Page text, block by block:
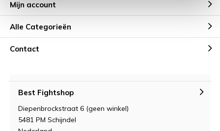
Mijn account
Alle Categorieën
Contact
Best Fightshop
Diepenbrockstraat 6 (geen winkel)
5481 PM Schijndel